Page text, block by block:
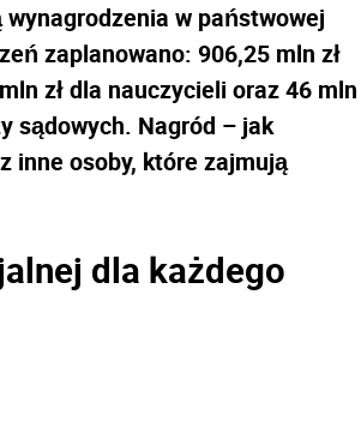
w państwowej
zaplanowano: 906,25 mln zł
zł dla nauczycieli oraz 46 mln
sądowych. Nagród – jak
inne osoby, które zajmują
dla każdego